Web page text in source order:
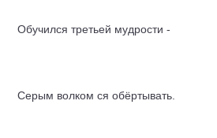
Обучился третьей мудрости -
Серым волком ся обёртывать.